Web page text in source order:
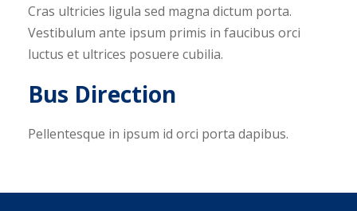
Cras ultricies ligula sed magna dictum porta.
Vestibulum ante ipsum primis in faucibus orci
luctus et ultrices posuere cubilia.
Bus Direction
Pellentesque in ipsum id orci porta dapibus.